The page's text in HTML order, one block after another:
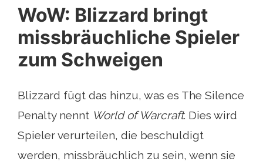
WoW: Blizzard bringt
missbräuchliche Spieler
zum Schweigen
Blizzard fügt das hinzu, was es The Silence
Penalty nennt World of Warcraft. Dies wird
Spieler verurteilen, die beschuldigt
werden, missbräuchlich zu sein, wenn sie